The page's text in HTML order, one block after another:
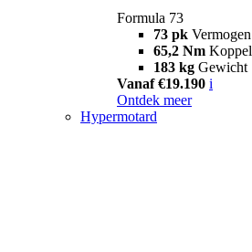
Formula 73
73 pk Vermogen
65,2 Nm Koppel
183 kg Gewicht
Vanaf €19.190 i
Ontdek meer
Hypermotard